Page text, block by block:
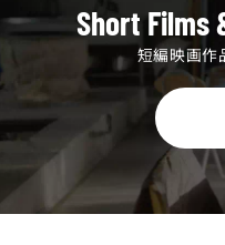
Short Films
短編映画作